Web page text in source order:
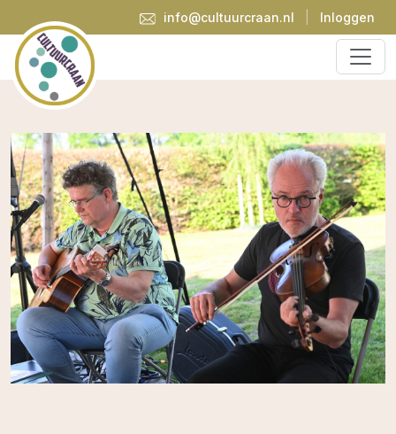
info@cultuurcraan.nl Inloggen